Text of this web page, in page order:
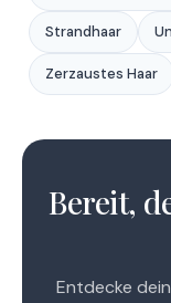
Strandhaar
Zerzaustes Haar
Bereit,
Entdecke